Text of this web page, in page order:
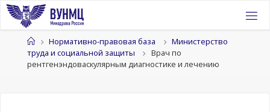
Перейти
содержимому
ГлавнаяНормативно-правовая база
Министерство
труда и социальной защиты
Врач по
рентгенэндоваскулярным диагностике и лечению